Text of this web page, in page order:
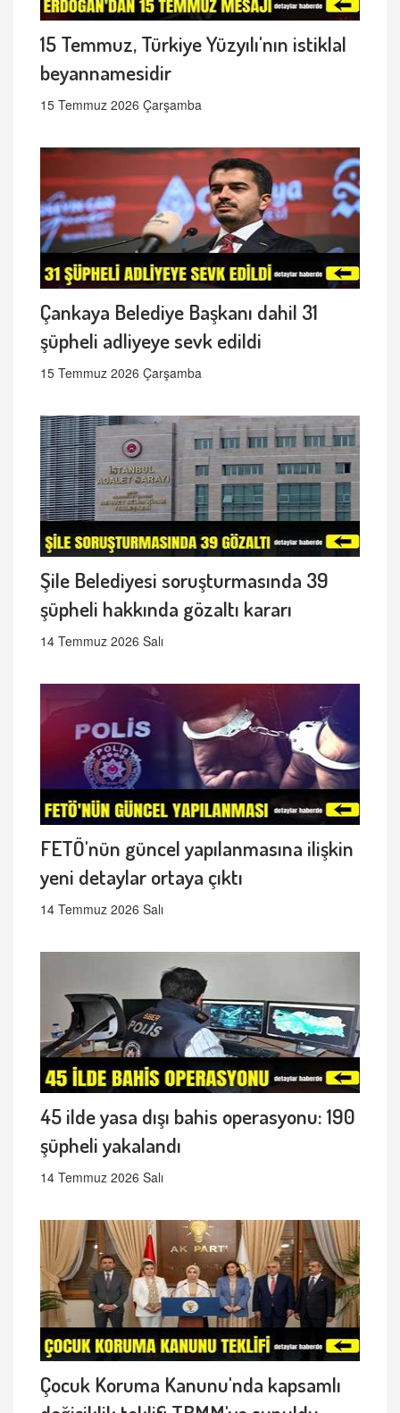
15 Temmuz, Türkiye Yüzyılı'nın istiklal
beyannamesidir
15 Temmuz 2026 Çarşamba
Çankaya Belediye Başkanı dahil 31
şüpheli adliyeye sevk edildi
15 Temmuz 2026 Çarşamba
Şile Belediyesi soruşturmasında 39
şüpheli hakkında gözaltı kararı
14 Temmuz 2026 Salı
FETÖ'nün güncel yapılanmasına ilişkin
yeni detaylar ortaya çıktı
14 Temmuz 2026 Salı
45 ilde yasa dışı bahis operasyonu: 190
şüpheli yakalandı
14 Temmuz 2026 Salı
Çocuk Koruma Kanunu'nda kapsamlı